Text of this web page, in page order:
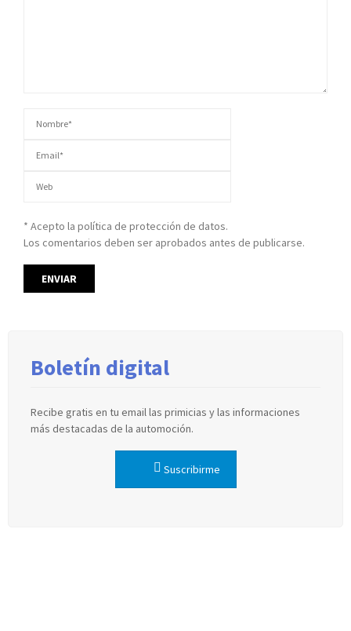
* Acepto la política de protección de datos.
Los comentarios deben ser aprobados antes de publicarse.
Boletín digital
Recibe gratis en tu email las primicias y las informaciones
más destacadas de la automoción.
Suscribirme